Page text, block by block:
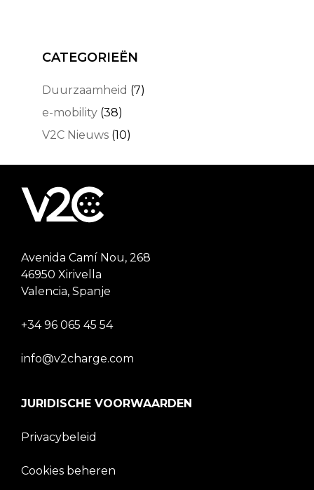
CATEGORIEËN
Duurzaamheid (7)
e-mobility (38)
V2C Nieuws (10)
Avenida Camí Nou, 268
46950 Xirivella
Valencia, Spanje
+34 96 065 45 54
info@v2charge.com
JURIDISCHE VOORWAARDEN
Privacybeleid
Cookies beheren